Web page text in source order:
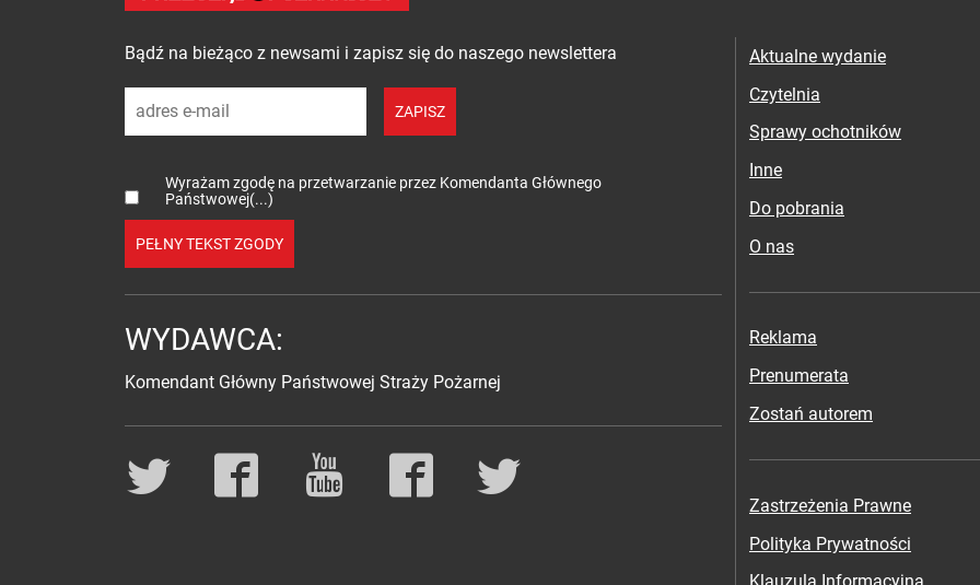
Zapisz się do newslettera
Bądź na bieżąco z newsami i zapisz się do naszego newslettera
adres e-mail ZAPISZ
Wyrażam zgodę na przetwarzanie przez Komendanta Głównego
Państwowej(...)
PEŁNY TEKST ZGODY
WYDAWCA:
Komendant Główny Państwowej Straży Pożarnej
Social mediaFacebook YouTube Facebook
Aktualne wydanie
Czytelnia
Sprawy ochotników
Inne
Do pobrania
O nas
Reklama
Prenumerata
Zostań autorem
Zastrzeżenia Prawne
Polityka Prywatności